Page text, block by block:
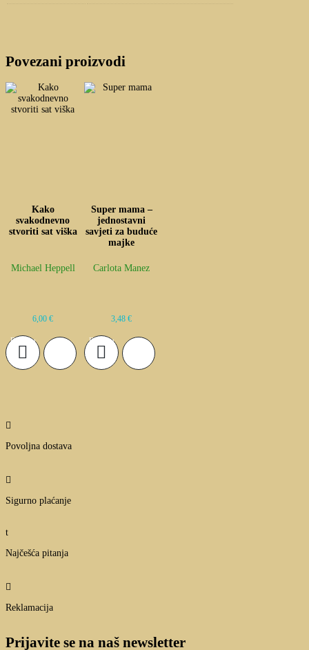
Povezani proizvodi
Kako
svakodnevno
stvoriti sat viška
Michael Heppell
6,00 €
Dodaj u
košaricu
Super mama –
jednostavni
savjeti za buduće
majke
Carlota Manez
3,48€
Dodaj u
košaricu

Povoljna dostava

Sigurno plaćanje
t
Najčešća pitanja

Reklamacija
Prijavite se na naš newsletter